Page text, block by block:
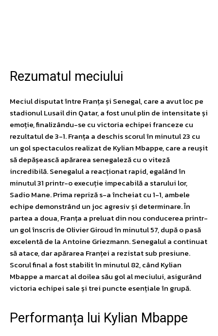
Rezumatul meciului
Meciul disputat între Franța și Senegal, care a avut loc pe
stadionul Lusail din Qatar, a fost unul plin de intensitate și
emoție, finalizându-se cu victoria echipei franceze cu
rezultatul de 3-1. Franța a deschis scorul în minutul 23 cu
un gol spectaculos realizat de Kylian Mbappe, care a reușit
să depășească apărarea senegaleză cu o viteză
incredibilă. Senegalul a reacționat rapid, egalând în
minutul 31 printr-o execuție impecabilă a starului lor,
Sadio Mane. Prima repriză s-a încheiat cu 1-1, ambele
echipe demonstrând un joc agresiv și determinare. În
partea a doua, Franța a preluat din nou conducerea printr-
un gol înscris de Olivier Giroud în minutul 57, după o pasă
excelentă de la Antoine Griezmann. Senegalul a continuat
să atace, dar apărarea Franței a rezistat sub presiune.
Scorul final a fost stabilit în minutul 82, când Kylian
Mbappe a marcat al doilea său gol al meciului, asigurând
victoria echipei sale și trei puncte esențiale în grupă.
Performanța lui Kylian Mbappe